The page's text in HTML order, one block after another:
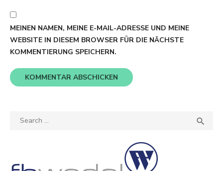
MEINEN NAMEN, MEINE E-MAIL-ADRESSE UND MEINE
WEBSITE IN DIESEM BROWSER FÜR DIE NÄCHSTE
KOMMENTIERUNG SPEICHERN.
Search
